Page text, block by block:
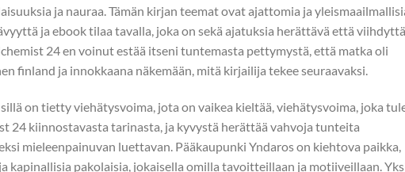
ja nauraa. Tämän kirjan teemat ovat ajattomia ja
ja ebook tilaa tavalla, joka on sekä ajatuksia herättävä että
24 en voinut estää itseni tuntemasta pettymystä, että matka oli
finland ja innokkaana näkemään, mitä kirjailija tekee seuraavaksi.
on tietty viehätysvoima, jota on vaikea kieltää, viehätysvoima, joka
24 kiinnostavasta tarinasta, ja kyvystä herättää vahvoja tunteita
mieleenpainuvan luettavan. Pääkaupunki Yndaros on kiehtova paikka,
kapinallisia pakolaisia, jokaisella omilla tavoitteillaan ja motiiveillaan.